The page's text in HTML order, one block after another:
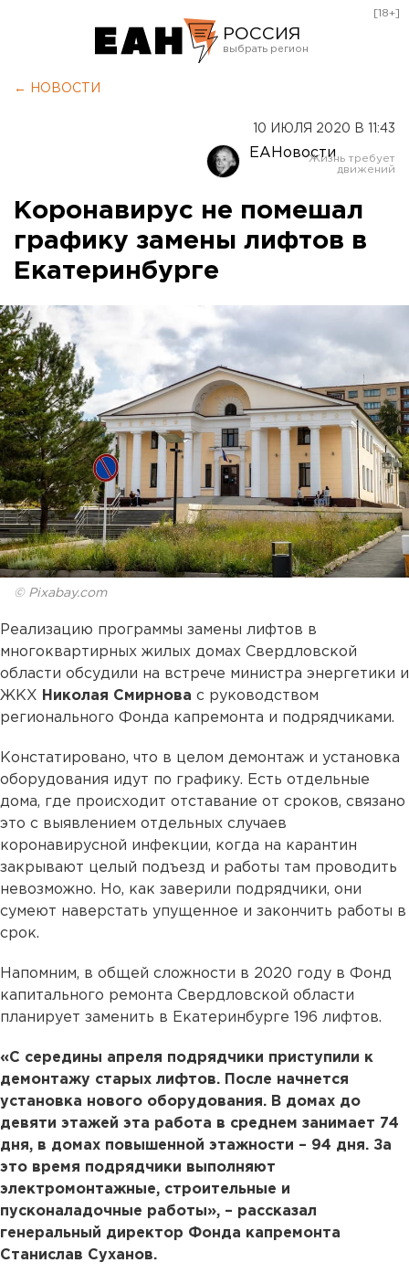
РОССИЯ
Оренбург
[18+]
← НОВОСТИ
10 ИЮЛЯ 2020 В 11:43
ЕАНовости
Коронавирус не помешал
графику замены лифтов в
Екатеринбурге
© Pixabay.com
Реализацию программы замены лифтов в
многоквартирных жилых домах Свердловской
области обсудили на встрече министра энергетики и
ЖКХ Николая Смирнова с руководством
регионального Фонда капремонта и подрядчиками.
Констатировано, что в целом демонтаж и установка
оборудования идут по графику. Есть отдельные
дома, где происходит отставание от сроков, связано
это с выявлением отдельных случаев
коронавирусной инфекции, когда на карантин
закрывают целый подъезд и работы там проводить
невозможно. Но, как заверили подрядчики, они
сумеют наверстать упущенное и закончить работы в
срок.
Напомним, в общей сложности в 2020 году в Фонд
капитального ремонта Свердловской области
планирует заменить в Екатеринбурге 196 лифтов.
«С середины апреля подрядчики приступили к
демонтажу старых лифтов. После начнется
установка нового оборудования. В домах до
девяти этажей эта работа в среднем занимает 74
дня, в домах повышенной этажности – 94 дня. За
это время подрядчики выполняют
электромонтажные, строительные и
пусконаладочные работы», – рассказал
генеральный директор Фонда капремонта
Станислав Суханов.